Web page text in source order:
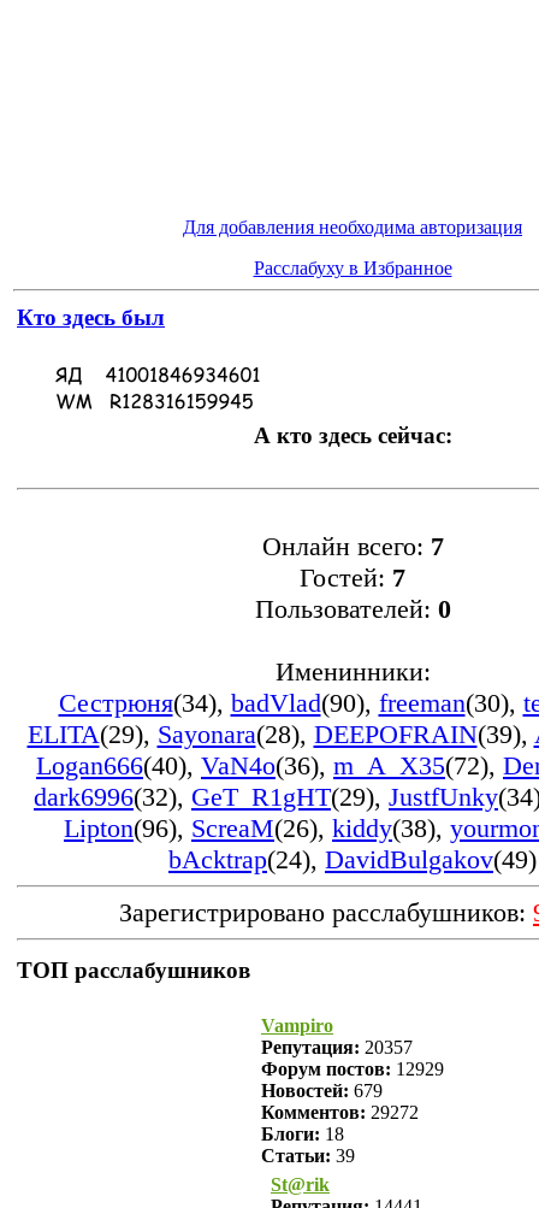
Для добавления необходима авторизация
Расслабуху в Избранное
Кто здесь был
А кто здесь сейчас:
Онлайн всего: 7
Гостей: 7
Пользователей: 0
Именинники:
Сестрюня(34), badVlad(90), freeman(30),
ELITA(29), Sayonara(28), DEEPOFRAIN(39),
Logan666(40), VaN4o(36), m_A_X35(72),
dark6996(32), GeT_R1gHT(29), JustfUnky
Lipton(96), ScreaM(26), kiddy(38),
bAcktrap(24), DavidBulgakov(49)
Зарегистрировано расслабушников:
ТОП расслабушников
Vampiro
Репутация: 20357
Форум постов: 12929
Новостей: 679
Комментов: 29272
Блоги: 18
Статьи: 39
St@rik